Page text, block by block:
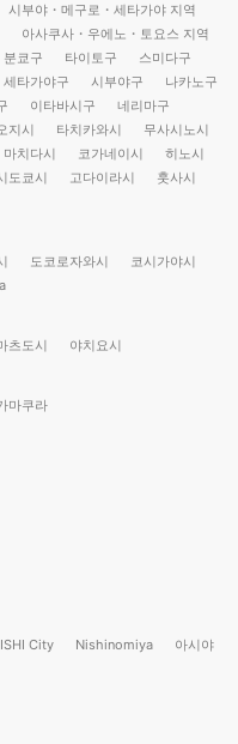
시부야・메구로・세타가야 지역
아사쿠사・우에노・토요스 지역
분쿄구 타이토구
스미다구
세타가야구 시부야구
나카노구
이타바시구
네리마구
지시 타치카와시
무사시노시
마치다시 코가네이시
히노시
도쿄시 고다이라시
훗사시
도코로자와시
코시가야시
츠도시 야치요시
마쿠라
City Nishinomiya 아시야